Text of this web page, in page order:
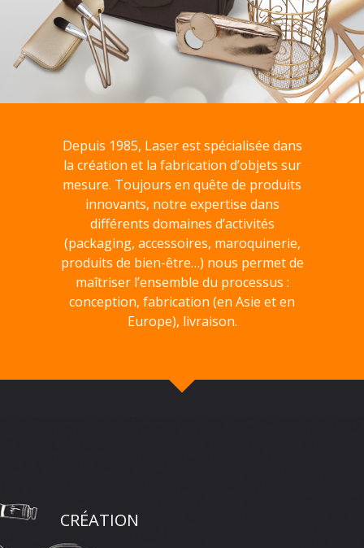
Depuis 1985, Laser est spécialisée dans
la création et la fabrication d’objets sur
mesure. Toujours en quête de produits
innovants, notre expertise dans
différents domaines d’activités
(packaging, accessoires, maroquinerie,
produits de bien-être…) nous permet de
maîtriser l’ensemble du processus :
conception, fabrication (en Asie et en
Europe), livraison.
CRÉATION